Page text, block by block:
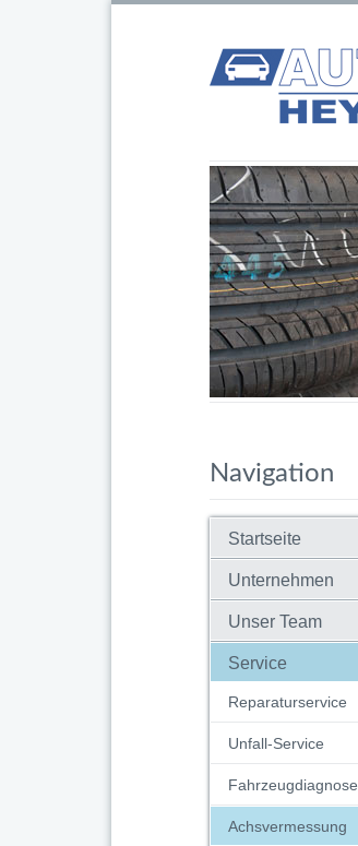
Navigation
Startseite
Unternehmen
Unser Team
Service
Reparaturservice
Unfall-Service
Fahrzeugdiagnose
Achsvermessung